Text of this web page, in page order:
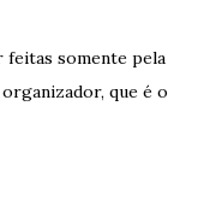
feitas somente pela
que é o